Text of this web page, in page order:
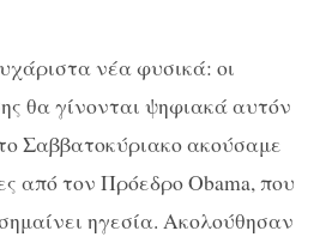
νέα φυσικά: οι
θα γίνονται ψηφιακά αυτόν
Σαββατοκύριακο ακούσαμε
από τον Πρόεδρο Obama, που
ηγεσία. Ακολούθησαν